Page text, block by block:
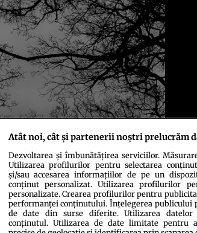
Atât noi, cât și partenerii noștri prelucrăm
Dezvoltarea și îmbunătățirea serviciilor.
Utilizarea profilurilor pentru selectarea
și/sau accesarea informațiilor de pe un
conținut personalizat. Utilizarea profilurilor
personalizate. Crearea profilurilor pentru
performanței conținutului. Înțelegerea publicului
de date din surse diferite. Utilizarea
conținutul. Utilizarea de date limitate pentru